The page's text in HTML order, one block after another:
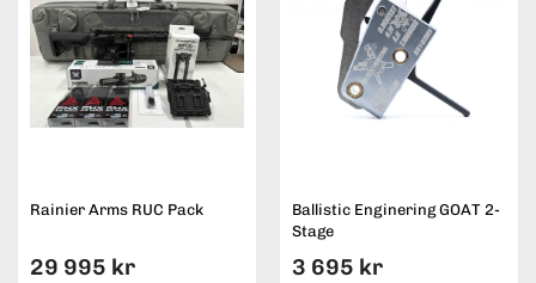
Rainier Arms RUC Pack
29 995 kr
Ballistic Enginering GOAT 2-
Stage
3 695 kr